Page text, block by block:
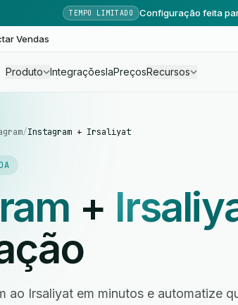
TEMPO LIMITADO Configuração feita
Vendas
Produto IntegraçõesIaPreçosRecursos
/Instagram + Irsaliyat
+
ao Irsaliyat em minutos e automatize